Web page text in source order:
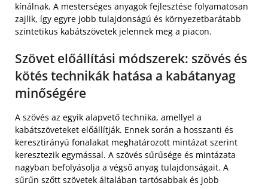
kínálnak. A mesterséges anyagok fejlesztése folyamatosan
zajlik, így egyre jobb tulajdonságú és környezetbarátabb
szintetikus kabátszövetek jelennek meg a piacon.
Szövet előállítási módszerek: szövés és
kötés technikák hatása a kabátanyag
minőségére
A szövés az egyik alapvető technika, amellyel a
kabátszöveteket előállítják. Ennek során a hosszanti és
keresztirányú fonalakat meghatározott mintázat szerint
keresztezik egymással. A szövés sűrűsége és mintázata
nagyban befolyásolja a végső anyag tulajdonságait. A
sűrűn szőtt szövetek általában tartósabbak és jobb